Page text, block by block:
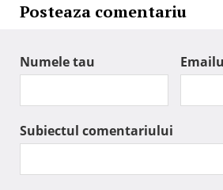
Posteaza comentariu
Numele tau
Subiectul comentariului